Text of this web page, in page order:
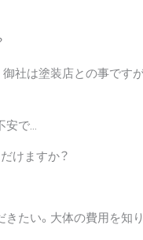
社は塗装店との事です
安で…
けますか？
たい。大体の費用を知